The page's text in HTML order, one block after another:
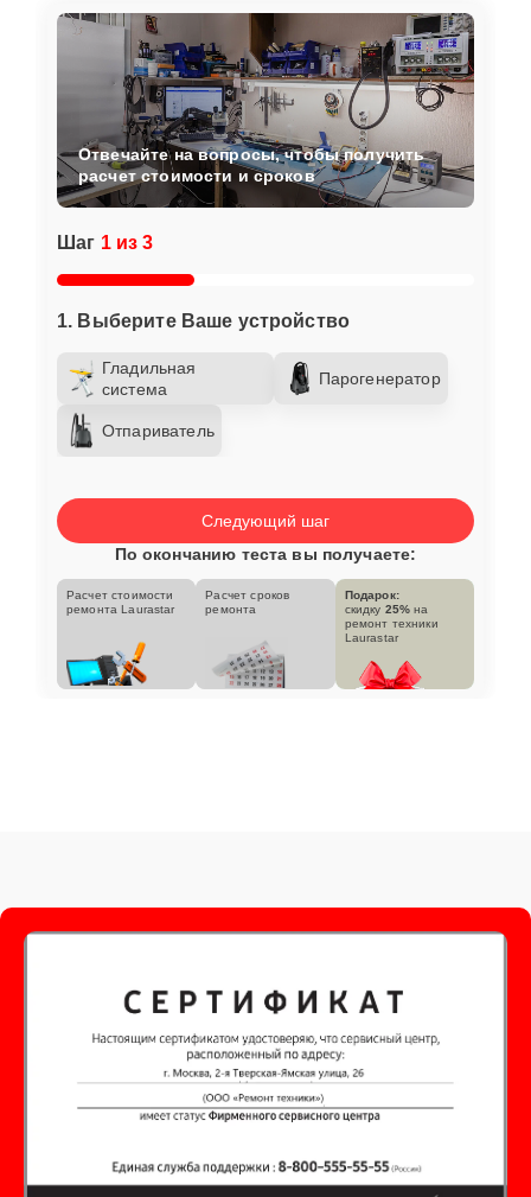
Шаг 1 из 3
1. Выберите Ваше устройство
Гладильная
система
Парогенератор
Отпариватель
Отвечайте на вопросы, чтобы получить
расчет стоимости и сроков
Следующий шаг
По окончанию теста вы получаете:
Расчет стоимости
ремонта Laurastar
Расчет сроков
ремонта
Подарок:
скидку 25% на
ремонт техники
Laurastar